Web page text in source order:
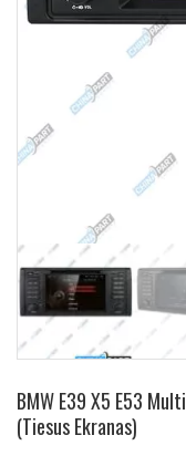
BMW E39 X5 E53
(Tiesus Ekranas)